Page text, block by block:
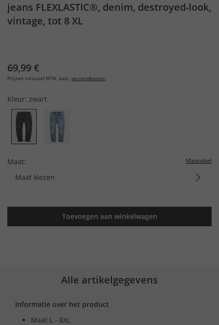
jeans FLEXLASTIC®, denim, destroyed-look,
vintage, tot 8 XL
69,99 €
Prijzen inclusief BTW, excl. verzendkosten
Kleur: zwart
Maat: Maatabel
Maat kiezen
Toevoegen aan winkelwagen
Alle artikelgegevens
Informatie over het product
Maat L - 8XL